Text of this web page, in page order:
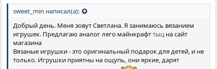
sweet_min написал(а):
Добрый день. Меня зовут Светлана. Я занимаюсь вязанием
игрушек. Предлагаю аналог лего майнкрафттыц на сайт
магазина
Вязаные игрушки - это оригинальный подарок для детей, и не
только. Игрушки приятны на ощупь, они яркие, дарят